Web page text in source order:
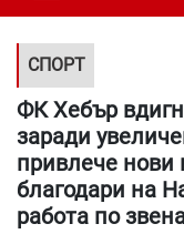
СПОРТ
ФК Хебър
заради
привлече
благодари на
работа по